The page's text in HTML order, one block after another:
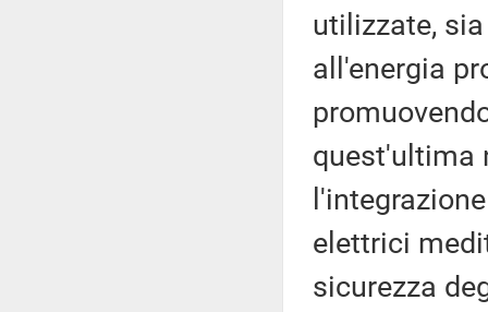
utilizzate,
all'energia
quest'ultima
elettrici
sicurezza